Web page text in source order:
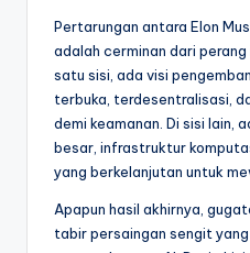
Pertarungan antara Elon
adalah cerminan dari
satu sisi, ada visi
terbuka, terdesentralisasi,
demi keamanan. Di sisi lain,
besar, infrastruktur
yang berkelanjutan untuk
Apapun hasil akhirnya,
tabir persaingan sengit